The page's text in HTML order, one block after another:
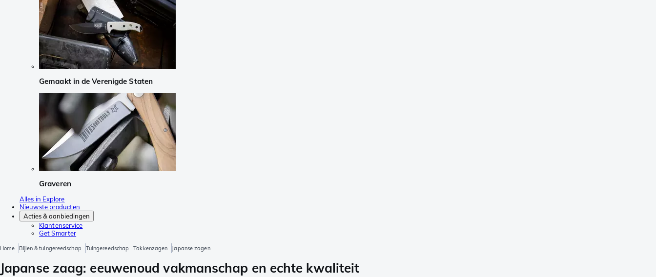
Gemaakt in de Verenigde Staten
Graveren
Alles in Explore
Nieuwste producten
Acties & aanbiedingen
Klantenservice
Get Smarter
Home Bijlen & tuingereedschap Tuingereedschap Takkenzagen Japanse zagen
Japanse zaag: eeuwenoud vakmanschap en echte kwaliteit